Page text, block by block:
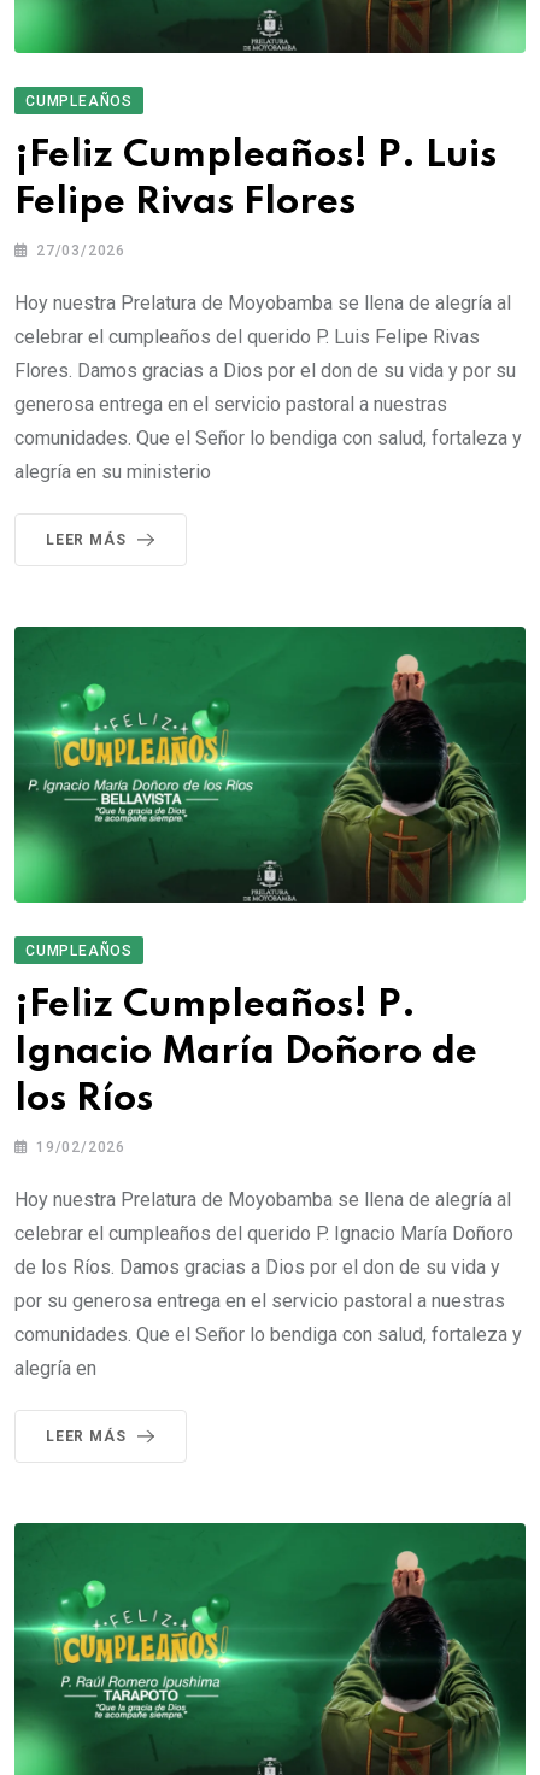
CUMPLEAÑOS
¡Feliz Cumpleaños! P. Luis
Felipe Rivas Flores
27/03/2026
Hoy nuestra Prelatura de Moyobamba se llena de alegría al
celebrar el cumpleaños del querido P. Luis Felipe Rivas
Flores. Damos gracias a Dios por el don de su vida y por su
generosa entrega en el servicio pastoral a nuestras
comunidades. Que el Señor lo bendiga con salud, fortaleza y
alegría en su ministerio
LEER MÁS
CUMPLEAÑOS
¡Feliz Cumpleaños! P.
Ignacio María Doñoro de
los Ríos
19/02/2026
Hoy nuestra Prelatura de Moyobamba se llena de alegría al
celebrar el cumpleaños del querido P. Ignacio María Doñoro
de los Ríos. Damos gracias a Dios por el don de su vida y
por su generosa entrega en el servicio pastoral a nuestras
comunidades. Que el Señor lo bendiga con salud, fortaleza y
alegría en
LEER MÁS